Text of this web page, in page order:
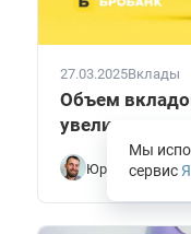
27.03.2025Вклады
Объем
увеличился
Юрий Исаев
Мы
сервис